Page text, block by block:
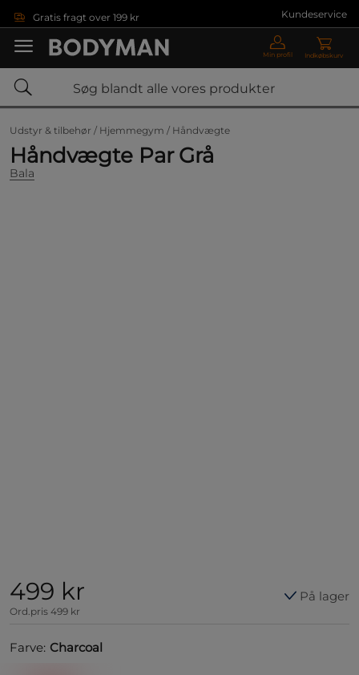
Gratis fragt over 199 kr Kundeservice
Min profil Indkøbskurv
Udstyr & tilbehør / Hjemmegym / Håndvægte
Håndvægte Par Grå
Bala
499 kr
Ord.pris 499 kr
På lager
Farve: Charcoal